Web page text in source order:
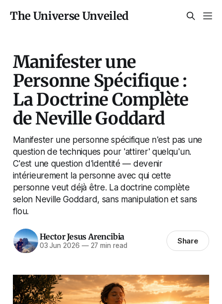
The Universe Unveiled
Manifester une
Personne Spécifique :
La Doctrine Complète
de Neville Goddard
Manifester une personne spécifique n'est pas une
question de techniques pour 'attirer' quelqu'un.
C'est une question d'identité — devenir
intérieurement la personne avec qui cette
personne veut déjà être. La doctrine complète
selon Neville Goddard, sans manipulation et sans
flou.
Hector Jesus Arencibia
03 Jun 2026 —27 min read Share